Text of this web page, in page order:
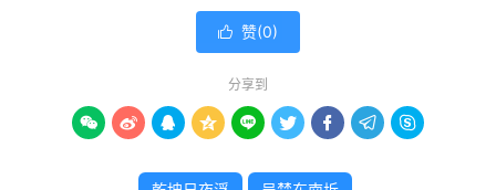
 赞(0)
分享到
        